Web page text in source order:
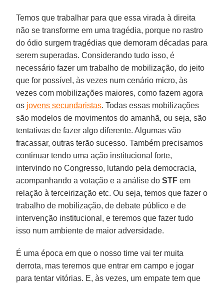
Temos que trabalhar para que essa virada à direita
não se transforme em uma tragédia, porque no rastro
do ódio surgem tragédias que demoram décadas para
serem superadas. Considerando tudo isso, é
necessário fazer um trabalho de mobilização, do jeito
que for possível, às vezes num cenário micro, às
vezes com mobilizações maiores, como fazem agora
os jovens secundaristas. Todas essas mobilizações
são modelos de movimentos do amanhã, ou seja, são
tentativas de fazer algo diferente. Algumas vão
fracassar, outras terão sucesso. Também precisamos
continuar tendo uma ação institucional forte,
intervindo no Congresso, lutando pela democracia,
acompanhando a votação e a análise doSTF em
relação à terceirização etc. Ou seja, temos que fazer o
trabalho de mobilização, de debate público e de
intervenção institucional, e teremos que fazer tudo
isso num ambiente de maior adversidade.
É uma época em que o nosso time vai ter muita
derrota, mas teremos que entrar em campo e jogar
para tentar vitórias. E, às vezes, um empate tem que